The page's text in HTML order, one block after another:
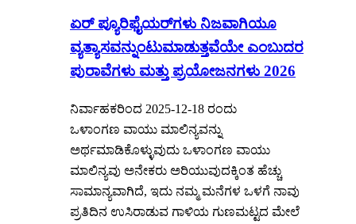
ಏರ್ ಪ್ಯೂರಿಫೈಯರ್‌ಗಳು ನಿಜವಾಗಿಯೂ
ವ್ಯತ್ಯಾಸವನ್ನುಂಟುಮಾಡುತ್ತವೆಯೇ ಎಂಬುದರ
ಪುರಾವೆಗಳು ಮತ್ತು ಪ್ರಯೋಜನಗಳು 2026
ನಿರ್ವಾಹಕರಿಂದ 2025-12-18 ರಂದು
ಒಳಾಂಗಣ ವಾಯು ಮಾಲಿನ್ಯವನ್ನು
ಅರ್ಥಮಾಡಿಕೊಳ್ಳುವುದು ಒಳಾಂಗಣ ವಾಯು
ಮಾಲಿನ್ಯವು ಅನೇಕರು ಅರಿಯುವುದಕ್ಕಿಂತ ಹೆಚ್ಚು
ಸಾಮಾನ್ಯವಾಗಿದೆ, ಇದು ನಮ್ಮ ಮನೆಗಳ ಒಳಗೆ ನಾವು
ಪ್ರತಿದಿನ ಉಸಿರಾಡುವ ಗಾಳಿಯ ಗುಣಮಟ್ಟದ ಮೇಲೆ